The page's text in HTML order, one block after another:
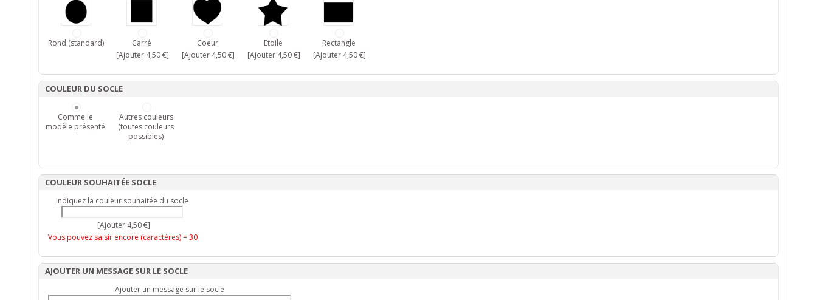
Rond (standard)
Carré
[Ajouter 4,50 €]
Coeur
[Ajouter 4,50 €]
Etoile
[Ajouter 4,50 €]
Rectangle
[Ajouter 4,50 €]
COULEUR DU SOCLE
Comme le
modèle présenté
Autres couleurs
(toutes couleurs
possibles)
COULEUR SOUHAITÉE SOCLE
Indiquez la couleur souhaitée du socle
[Ajouter 4,50 €]
Vous pouvez saisir encore (caractéres) =30
AJOUTER UN MESSAGE SUR LE SOCLE
Ajouter un message sur le socle